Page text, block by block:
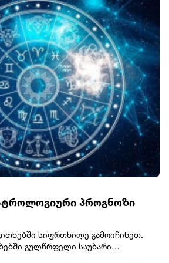
საათზე - კომპანია "სფერო
გივი წულეისკირის და
დასკვნითი
გაიმართება.მისამართი: დავით
#64საკონტაქტო პირი: აკაკი
პროგნოზი
სიფრთხილე გამოიჩინეთ.
გულწრფელი საუბარი